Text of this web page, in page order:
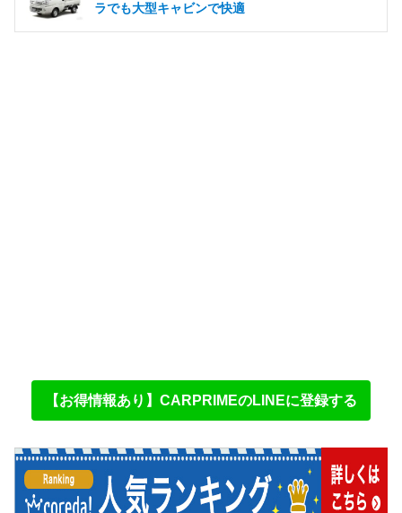
ラでも大型キャビンで快適
【お得情報あり】CARPRIMEのLINEに登録する